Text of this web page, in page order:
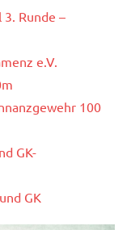
Runde –
e.V.
100
GK-
GK